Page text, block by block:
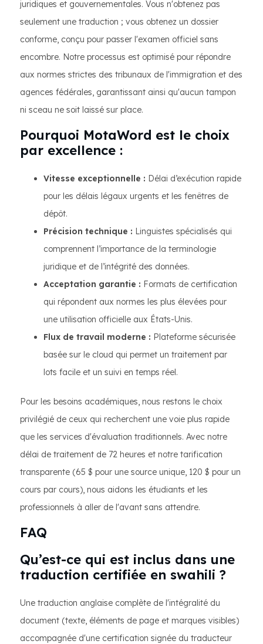
juridiques et gouvernementales. Vous n'obtenez pas
seulement une traduction ; vous obtenez un dossier
conforme, conçu pour passer l'examen officiel sans
encombre. Notre processus est optimisé pour répondre
aux normes strictes des tribunaux de l'immigration et des
agences fédérales, garantissant ainsi qu'aucun tampon
ni sceau ne soit laissé sur place.
Pourquoi MotaWord est le choix
par excellence :
Vitesse exceptionnelle : Délai d’exécution rapide
pour les délais légaux urgents et les fenêtres de
dépôt.
Précision technique : Linguistes spécialisés qui
comprennent l’importance de la terminologie
juridique et de l’intégrité des données.
Acceptation garantie : Formats de certification
qui répondent aux normes les plus élevées pour
une utilisation officielle aux États-Unis.
Flux de travail moderne : Plateforme sécurisée
basée sur le cloud qui permet un traitement par
lots facile et un suivi en temps réel.
Pour les besoins académiques, nous restons le choix
privilégié de ceux qui recherchent une voie plus rapide
que les services d'évaluation traditionnels. Avec notre
délai de traitement de 72 heures et notre tarification
transparente (65 $ pour une source unique, 120 $ pour un
cours par cours), nous aidons les étudiants et les
professionnels à aller de l'avant sans attendre.
FAQ
Qu’est-ce qui est inclus dans une
traduction certifiée en swahili ?
Une traduction anglaise complète de l'intégralité du
document (texte, éléments de page et marques visibles)
accompagnée d'une certification signée du traducteur